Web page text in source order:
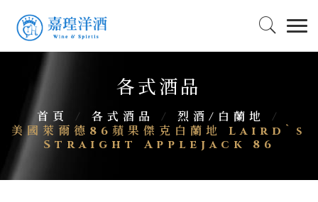
各式酒品
首頁 / 各式酒品 / 烈酒/白蘭地
/
美國萊爾德86蘋果傑克白蘭地 Laird`s
Straight Applejack 86